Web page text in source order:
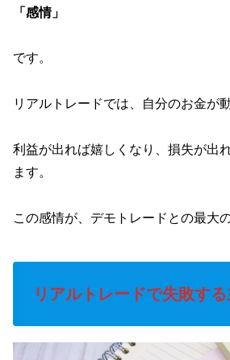
「感情」
です。
リアルトレードでは、自分のお金が
利益が出れば嬉しくなり、損失が出
ます。
この感情が、デモトレードとの最大
リアルトレードで失敗す